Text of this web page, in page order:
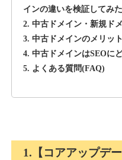
詳
sug-web.jp
ジャンル その他
DA42 外部リンク数
3,300円 入札 2件
インの違いを検証してみた
2. 中古ドメイン・新規ド
3. 中古ドメインのメリッ
4. 中古ドメインはSEOに
5. よくある質問(FAQ)
1.【コアアップデ